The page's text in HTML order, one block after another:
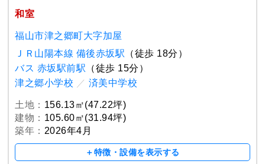
和室
福山市津之郷町大字加屋
ＪＲ山陽本線 備後赤坂駅 （徒歩 18分）
バス 赤坂駅前駅 （徒歩 15分）
津之郷小学校 ／ 済美中学校
土地： 156.13㎡(47.22坪)
建物： 105.60㎡(31.94坪)
築年： 2026年4月
＋特徴・設備を表示する